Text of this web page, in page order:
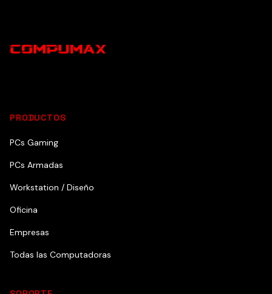
PRODUCTOS
PCs Gaming
PCs Armadas
Workstation / Diseño
Oficina
Empresas
Todas las Computadoras